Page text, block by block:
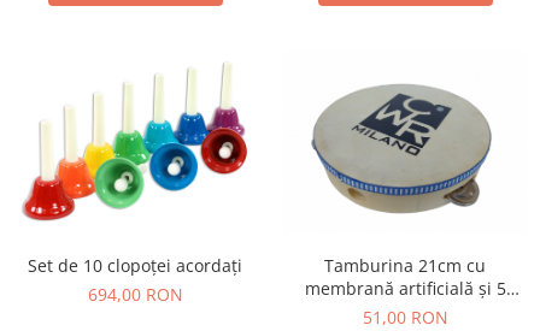
Set de 10 clopoței acordați
694,00 RON
Tamburina 21cm cu
membrană artificială și 5
perechi de zurgălăi
51,00 RON